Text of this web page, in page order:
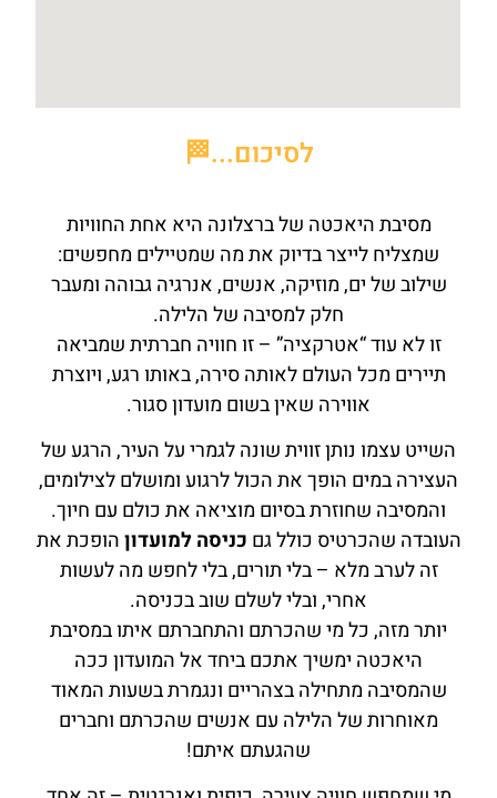
לסיכום...🏁
מסיבת היאכטה של ברצלונה היא אחת החוויות
שמצליח לייצר בדיוק את מה שמטיילים מחפשים:
שילוב של ים, מוזיקה, אנשים, אנרגיה גבוהה ומעבר
חלק למסיבה של הלילה.
זו לא עוד “אטרקציה” – זו חוויה חברתית שמביאה
תיירים מכל העולם לאותה סירה, באותו רגע, ויוצרת
אווירה שאין בשום מועדון סגור.
השייט עצמו נותן זווית שונה לגמרי על העיר, הרגע של
העצירה במים הופך את הכול לרגוע ומושלם לצילומים,
והמסיבה שחוזרת בסיום מוציאה את כולם עם חיוך.
העובדה שהכרטיס כולל גם כניסה למועדוןהופכת את
זה לערב מלא – בלי תורים, בלי לחפש מה לעשות
אחרי, ובלי לשלם שוב בכניסה.
יותר מזה, כל מי שהכרתם והתחברתם איתו במסיבת
היאכטה ימשיך אתכם ביחד אל המועדון ככה
שהמסיבה מתחילה בצהריים ונגמרת בשעות המאוד
מאוחרות של הלילה עם אנשים שהכרתם וחברים
שהגעתם איתם!